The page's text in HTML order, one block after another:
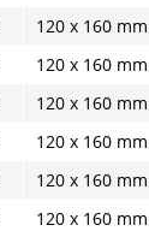
120 x 160 mm
120 x 160 mm
120 x 160 mm
120 x 160 mm
120 x 160 mm
120 x 160 mm